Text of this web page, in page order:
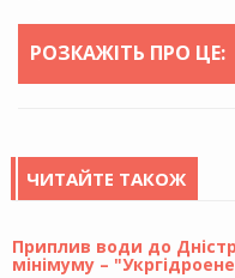
РОЗКАЖІТЬ ПРО ЦЕ:
ЧИТАЙТЕ ТАКОЖ
Приплив води до
мінімуму –